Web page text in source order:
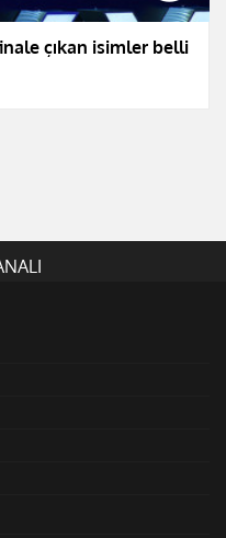
çıkan isimler belli